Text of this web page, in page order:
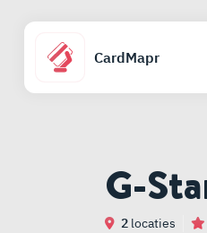
CardMapr
G-
2 locaties